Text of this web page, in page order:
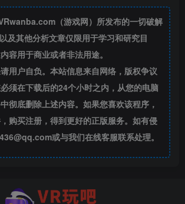
（游戏网）所发布的一切破解
及其他分析文章仅限用于学习和研究目
容用于商业或者非法用途。
用户自负。本站信息来自网络，版权争议
须在下载后的24个小时之内，从您的电脑
彻底删除上述内容。如果您喜欢该程序，
购买注册，得到更好的正版服务。如有侵
或与我们在线客服联系处理。